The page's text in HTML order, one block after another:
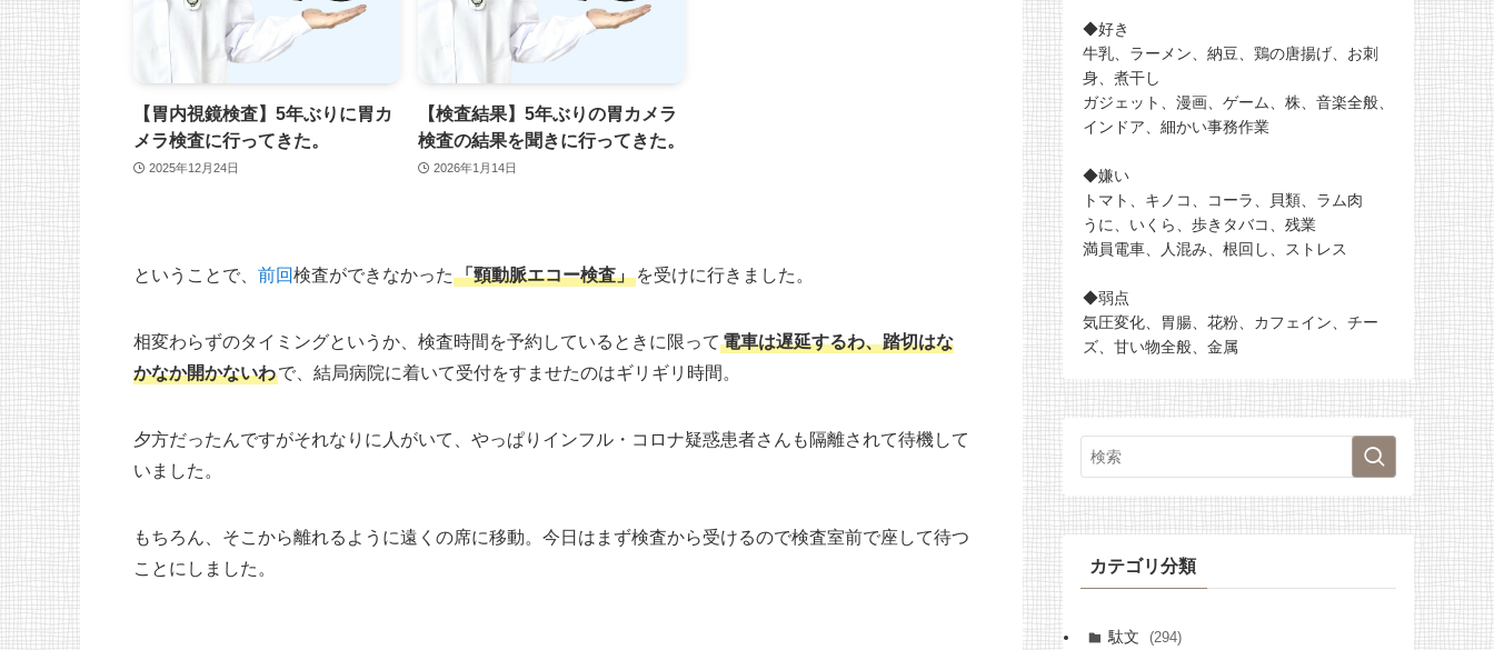
【胃内視鏡検査】5年ぶりに胃カ
メラ検査に行ってきた。
2025年12月24日
【検査結果】5年ぶりの胃カメラ
検査の結果を聞きに行ってきた。
2026年1月14日
ということで、 前回検査ができなかった 「頸動脈エコー検査」 を受けに行きました。
相変わらずのタイミングというか、検査時間を予約しているときに限って 電車は遅延するわ、踏切はな
かなか開かないわで、結局病院に着いて受付をすませたのはギリギリ時間。
夕方だったんですがそれなりに人がいて、やっぱりインフル・コロナ疑惑患者さんも隔離されて待機して
いました。
もちろん、そこから離れるように遠くの席に移動。今日はまず検査から受けるので検査室前で座して待つ
ことにしました。
◆好き
牛乳、ラーメン、納豆、鶏の唐揚げ、お刺
身、煮干し
ガジェット、漫画、ゲーム、株、音楽全般、
インドア、細かい事務作業
◆嫌い
トマト、キノコ、コーラ、貝類、ラム肉
うに、いくら、歩きタバコ、残業
満員電車、人混み、根回し、ストレス
◆弱点
気圧変化、胃腸、花粉、カフェイン、チー
ズ、甘い物全般、金属
カテゴリ分類
駄文 (294)